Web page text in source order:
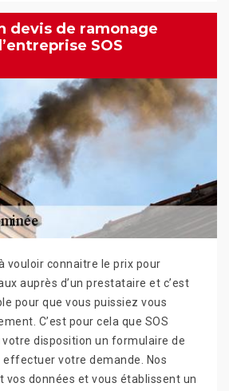
devis de ramonage
SOS
à vouloir connaitre le prix pour
auprès d’un prestataire et c’est
pour que vous puissiez vous
C’est pour cela que SOS
votre disposition un formulaire de
effectuer votre demande. Nos
vos données et vous établissent un